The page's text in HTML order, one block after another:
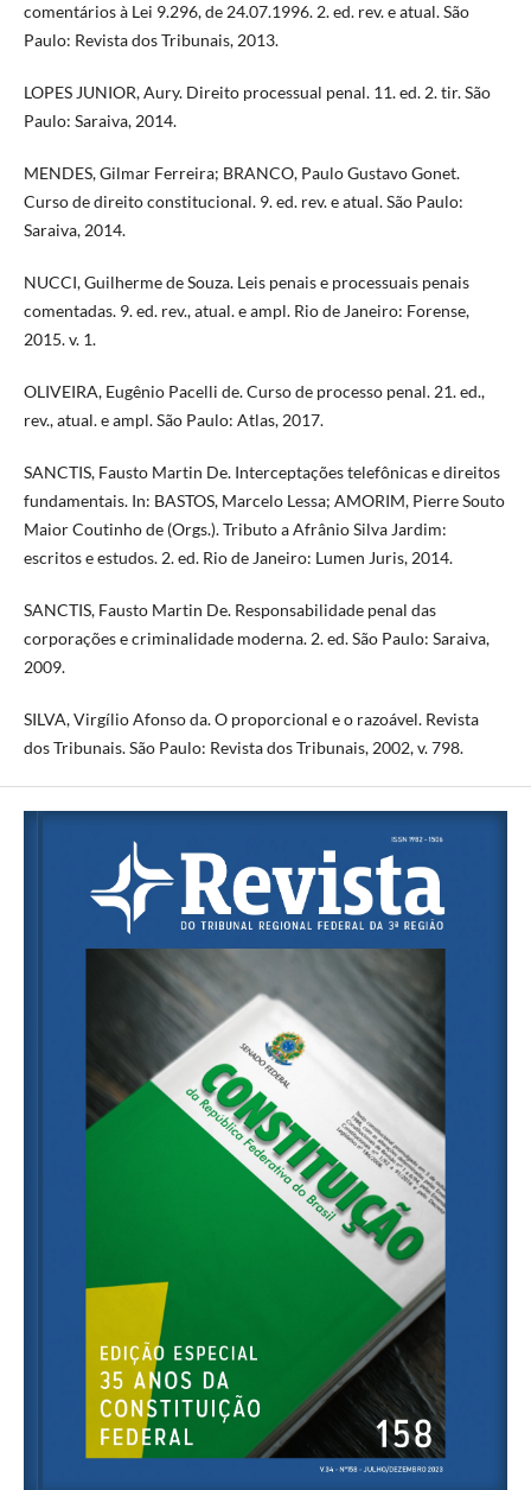
comentários à Lei 9.296, de 24.07.1996. 2. ed. rev. e atual. São
Paulo: Revista dos Tribunais, 2013.
LOPES JUNIOR, Aury. Direito processual penal. 11. ed. 2. tir. São
Paulo: Saraiva, 2014.
MENDES, Gilmar Ferreira; BRANCO, Paulo Gustavo Gonet.
Curso de direito constitucional. 9. ed. rev. e atual. São Paulo:
Saraiva, 2014.
NUCCI, Guilherme de Souza. Leis penais e processuais penais
comentadas. 9. ed. rev., atual. e ampl. Rio de Janeiro: Forense,
2015. v. 1.
OLIVEIRA, Eugênio Pacelli de. Curso de processo penal. 21. ed.,
rev., atual. e ampl. São Paulo: Atlas, 2017.
SANCTIS, Fausto Martin De. Interceptações telefônicas e direitos
fundamentais. In: BASTOS, Marcelo Lessa; AMORIM, Pierre Souto
Maior Coutinho de (Orgs.). Tributo a Afrânio Silva Jardim:
escritos e estudos. 2. ed. Rio de Janeiro: Lumen Juris, 2014.
SANCTIS, Fausto Martin De. Responsabilidade penal das
corporações e criminalidade moderna. 2. ed. São Paulo: Saraiva,
2009.
SILVA, Virgílio Afonso da. O proporcional e o razoável. Revista
dos Tribunais. São Paulo: Revista dos Tribunais, 2002, v. 798.